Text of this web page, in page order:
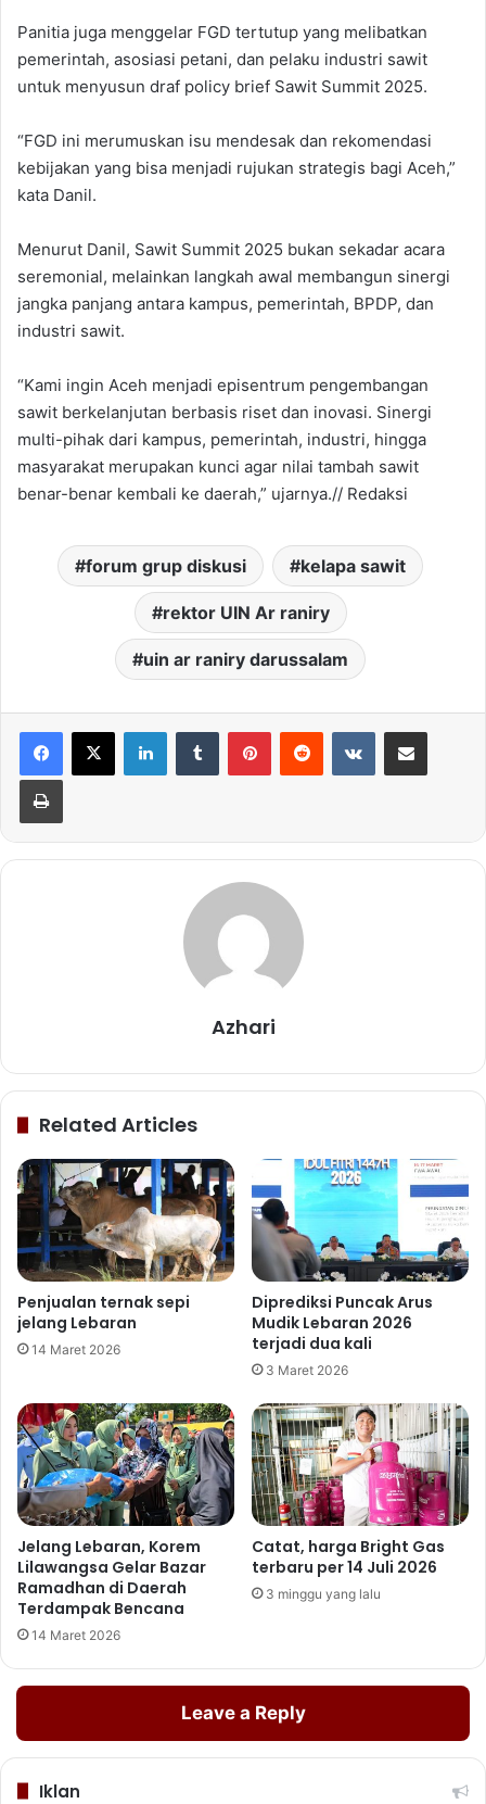
Panitia juga menggelar FGD tertutup yang melibatkan
pemerintah, asosiasi petani, dan pelaku industri sawit
untuk menyusun draf policy brief Sawit Summit 2025.
“FGD ini merumuskan isu mendesak dan rekomendasi
kebijakan yang bisa menjadi rujukan strategis bagi Aceh,”
kata Danil.
Menurut Danil, Sawit Summit 2025 bukan sekadar acara
seremonial, melainkan langkah awal membangun sinergi
jangka panjang antara kampus, pemerintah, BPDP, dan
industri sawit.
“Kami ingin Aceh menjadi episentrum pengembangan
sawit berkelanjutan berbasis riset dan inovasi. Sinergi
multi-pihak dari kampus, pemerintah, industri, hingga
masyarakat merupakan kunci agar nilai tambah sawit
benar-benar kembali ke daerah,” ujarnya.// Redaksi
forum grup diskusi kelapa sawit
rektor UIN Ar raniry
uin ar raniry darussalam
LinkedInTumblr PinterestReddit VKontakteShare via Email
Print
Azhari
Related Articles
Penjualan ternak sepi
jelang Lebaran
14 Maret 2026
Diprediksi Puncak Arus
Mudik Lebaran 2026
terjadi dua kali
3 Maret 2026
Jelang Lebaran, Korem
Lilawangsa Gelar Bazar
Ramadhan di Daerah
Terdampak Bencana
14 Maret 2026
Catat, harga Bright Gas
terbaru per 14 Juli 2026
3 minggu yang lalu
Leave a Reply
Iklan